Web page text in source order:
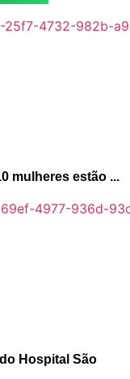
mulheres estão ...
Hospital São